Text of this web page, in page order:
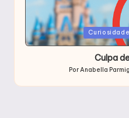
Publicada
en
Culpa
por
PorAnabella